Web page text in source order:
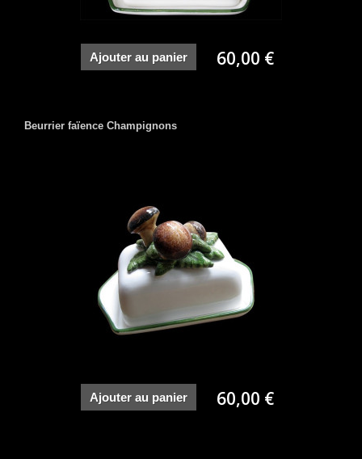
Ajouter au panier 60,00 €
Beurrier faïence Champignons
Ajouter au panier 60,00 €